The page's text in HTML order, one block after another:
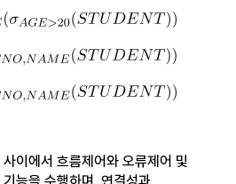
이에서 흐름제어와 오류제어 및